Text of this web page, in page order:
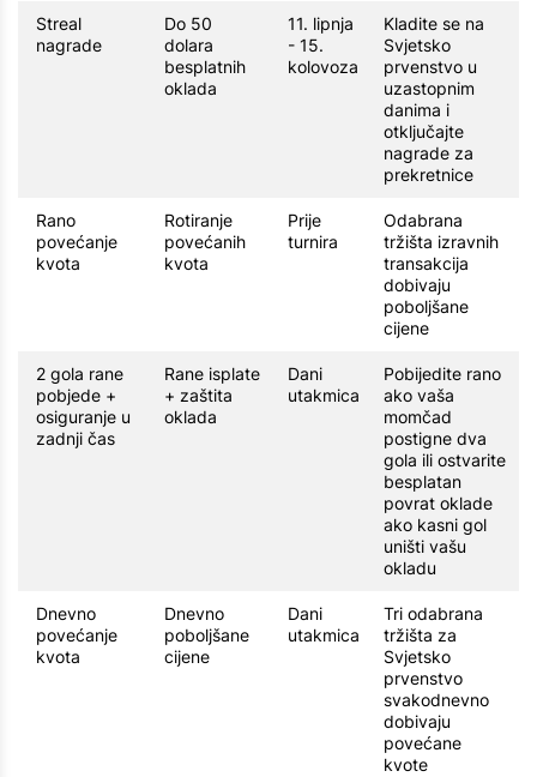
Streal
nagrade
Do 50
dolara
besplatnih
oklada
11. lipnja
- 15.
kolovoza
Kladite se na
Svjetsko
prvenstvo u
uzastopnim
danima i
otključajte
nagrade za
prekretnice
Rano
povećanje
kvota
Rotiranje
povećanih
kvota
Prije
turnira
Odabrana
tržišta izravnih
transakcija
dobivaju
poboljšane
cijene
2 gola rane
pobjede +
osiguranje u
zadnji čas
Rane isplate
+ zaštita
oklada
Dani
utakmica
Pobijedite rano
ako vaša
momčad
postigne dva
gola ili ostvarite
besplatan
povrat oklade
ako kasni gol
uništi vašu
okladu
Dnevno
povećanje
kvota
Dnevno
poboljšane
cijene
Dani
utakmica
Tri odabrana
tržišta za
Svjetsko
prvenstvo
svakodnevno
dobivaju
povećane
kvote